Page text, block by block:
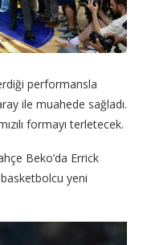
performansla
ile muahede sağladı.
formayı terletecek.
Beko’da Errick
yeni